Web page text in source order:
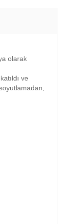
olarak
ve